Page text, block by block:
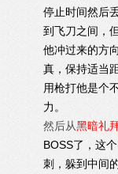
停止时间然后
到飞刀之间，
他冲过来的方
真，保持适当
用枪打他是个
力。
然后从黑暗礼
BOSS了，这
刺，躲到中间